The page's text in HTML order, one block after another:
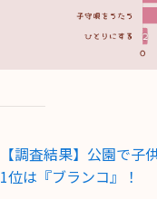
【調査結果】公園で子
1位は『ブランコ』！